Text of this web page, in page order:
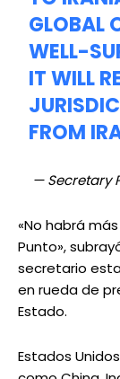
GLOBAL
WELL-
IT WILL
FROM
— Secretary
«No habrá
Punto»,
secretario
en rueda de
Estado.
Estados